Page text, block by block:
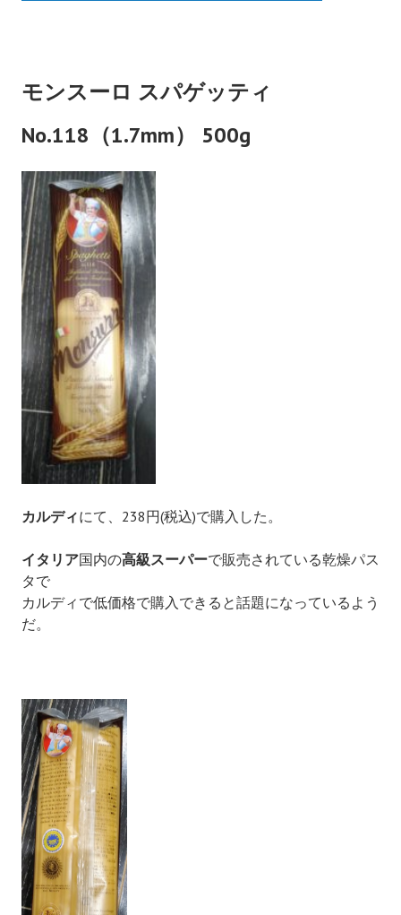
モンスーロ スパゲッティ
No.118（1.7mm） 500g
カルディにて、238円(税込)で購入した。
イタリア国内の高級スーパーで販売されている乾燥パス
タで
カルディで低価格で購入できると話題になっているよう
だ。